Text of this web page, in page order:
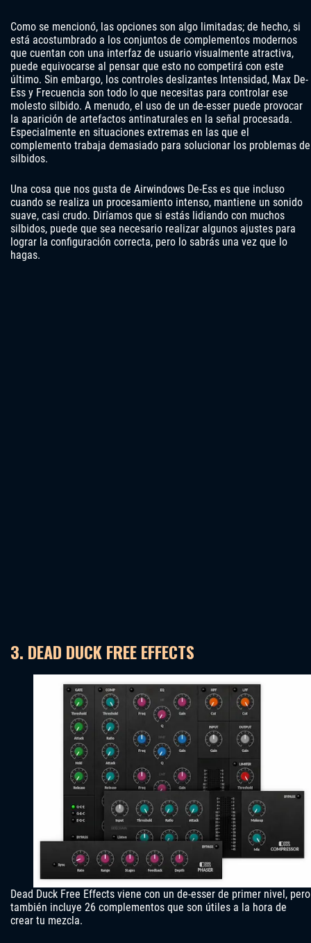
Como se mencionó, las opciones son algo limitadas; de hecho, si
está acostumbrado a los conjuntos de complementos modernos
que cuentan con una interfaz de usuario visualmente atractiva,
puede equivocarse al pensar que esto no competirá con este
último. Sin embargo, los controles deslizantes Intensidad, Max De-
Ess y Frecuencia son todo lo que necesitas para controlar ese
molesto silbido. A menudo, el uso de un de-esser puede provocar
la aparición de artefactos antinaturales en la señal procesada.
Especialmente en situaciones extremas en las que el
complemento trabaja demasiado para solucionar los problemas de
silbidos.
Una cosa que nos gusta de Airwindows De-Ess es que incluso
cuando se realiza un procesamiento intenso, mantiene un sonido
suave, casi crudo. Diríamos que si estás lidiando con muchos
silbidos, puede que sea necesario realizar algunos ajustes para
lograr la configuración correcta, pero lo sabrás una vez que lo
hagas.
3. DEAD DUCK FREE EFFECTS
Dead Duck Free Effects viene con un de-esser de primer nivel, pero
también incluye 26 complementos que son útiles a la hora de
crear tu mezcla.